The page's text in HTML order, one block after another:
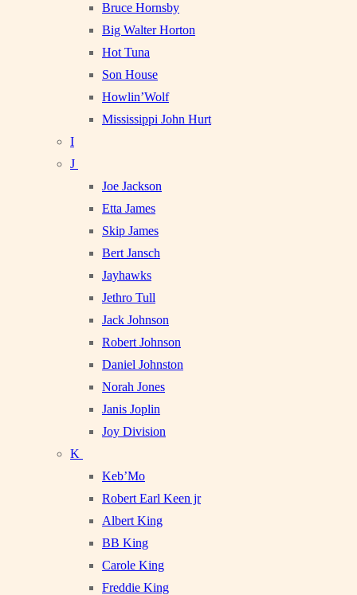
Bruce Hornsby
Big Walter Horton
Hot Tuna
Son House
Howlin’Wolf
Mississippi John Hurt
I
J
Joe Jackson
Etta James
Skip James
Bert Jansch
Jayhawks
Jethro Tull
Jack Johnson
Robert Johnson
Daniel Johnston
Norah Jones
Janis Joplin
Joy Division
K
Keb’Mo
Robert Earl Keen jr
Albert King
BB King
Carole King
Freddie King